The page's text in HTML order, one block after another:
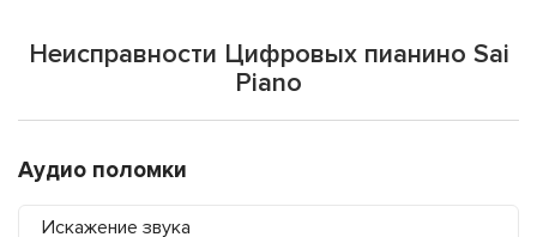
Неисправности Цифровых пианино Sai
Piano
Аудио поломки
Искажение звука